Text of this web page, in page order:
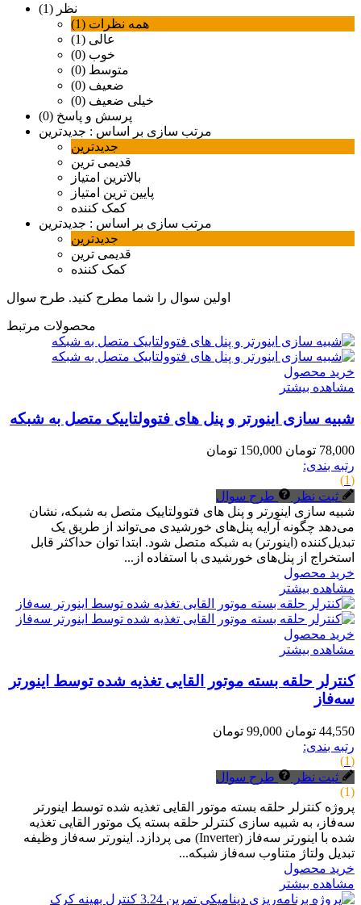
نظر (1)
همه نظرات (1)
عالی (1)
خوب (0)
متوسط (0)
ضعیف (0)
خیلی ضعیف (0)
پرسش و پاسخ (0)
مرتب سازی بر اساس : جدیدترین
جدیدترین
قدیمی ترین
بالاترین امتیاز
پایین ترین امتیاز
کمک کننده
مرتب سازی بر اساس : جدیدترین
جدیدترین
قدیمی ترین
کمک کننده
اولین سوال را شما مطرح کنید. طرح سوال
محصولات مرتبط
خرید محصول
مشاهده بیشتر
شبیه سازی اینورتر و پنل های فتوولتاییک متصل به شبکه
78,000 تومان
150,000 تومان
رتبه بندی:
(1)
ثبت نظر
طرح سوال
شبیه سازی اینورتر و پنل های فتوولتاییک متصل به شبکه، نشان
می‌دهد چگونه آرایه پنل‌های خورشیدی می‌تواند از طریق یک
تبدیل‌کننده (اینورتر) به شبکه متصل شود. ابتدا توان حداکثر قابل
استخراج از پنل‌های خورشیدی با استفاده از...
خرید محصول
مشاهده بیشتر
خرید محصول
مشاهده بیشتر
کنترلر حلقه بسته موتور القایی تغذیه شده توسط اینورتر
سه‌فاز
44,550 تومان
99,000 تومان
رتبه بندی:
(1)
ثبت نظر
طرح سوال
(1)
پروژه کنترلر حلقه بسته موتور القایی تغذیه شده توسط اینورتر
سه‌فاز، به شبیه سازی کنترلر حلقه بسته یک موتور القایی تغذیه
شده با اینورتر سه‌فاز (Inverter) می پردازد. اینورتر سه‌فاز وظیفه
تبدیل ولتاژ متناوب سه‌فاز شبکه...
خرید محصول
مشاهده بیشتر